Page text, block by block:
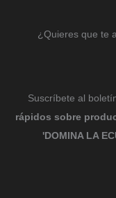
¿Quieres que te
Suscríbete al
rápidos sobre
'DOMINA LA